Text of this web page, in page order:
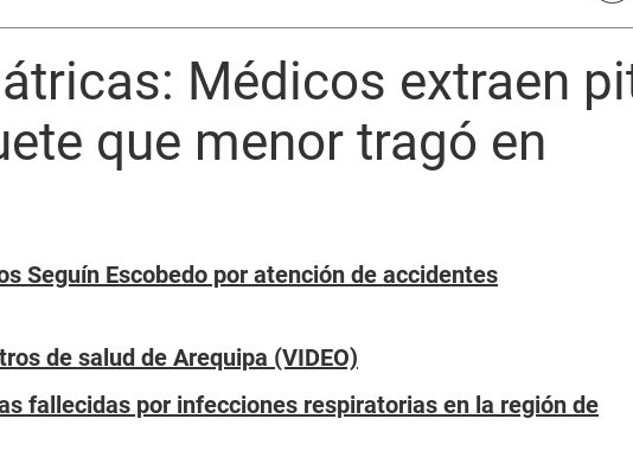
Médicos extraen
que menor tragó en
Seguín Escobedo por atención de accidentes
de salud de Arequipa (VIDEO)
fallecidas por infecciones respiratorias en la región de